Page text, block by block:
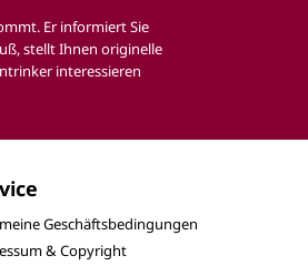
Er informiert Sie
stellt Ihnen originelle
interessieren
Geschäftsbedingungen
& Copyright